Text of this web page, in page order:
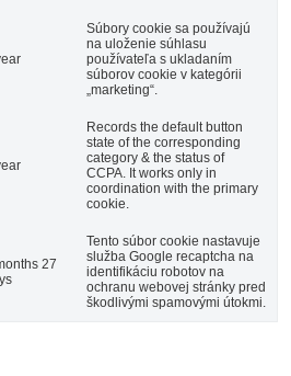
Súbory cookie sa používajú
na uloženie súhlasu
používateľa s ukladaním
súborov cookie v kategórii
„marketing“.
Records the default button
state of the corresponding
category & the status of
CCPA. It works only in
coordination with the primary
cookie.
27
Tento súbor cookie nastavuje
služba Google recaptcha na
identifikáciu robotov na
ochranu webovej stránky pred
škodlivými spamovými útokmi.